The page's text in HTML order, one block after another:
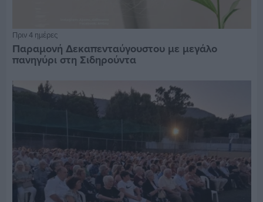
Πριν 4 ημέρες
Παραμονή Δεκαπενταύγουστου με μεγάλο
πανηγύρι στη Σιδηρούντα